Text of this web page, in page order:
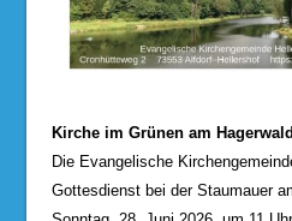
Kirche im Grünen am
Die Evangelische
Gottesdienst bei der Staumauer